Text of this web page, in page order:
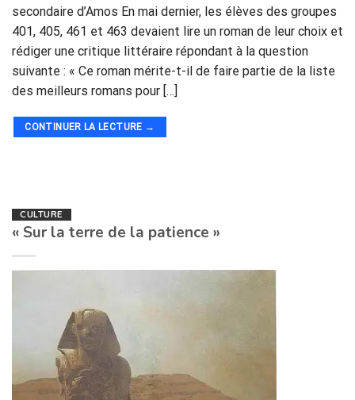
secondaire d’Amos En mai dernier, les élèves des groupes
401, 405, 461 et 463 devaient lire un roman de leur choix et
rédiger une critique littéraire répondant à la question
suivante : « Ce roman mérite-t-il de faire partie de la liste
des meilleurs romans pour […]
CONTINUER LA LECTURE →
CULTURE
« Sur la terre de la patience »